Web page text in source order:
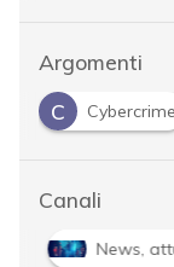
Argomenti
C Cybercrime
Canali
News,